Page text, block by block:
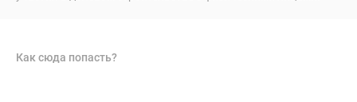
Как сюда попасть?